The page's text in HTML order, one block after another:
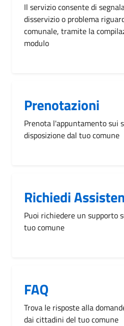
Il servizio consente di
disservizio o problema
comunale, tramite la
modulo
Prenotazioni
Prenota l'appuntamento sui
disposizione dal tuo comune
Richiedi
Puoi richiedere un supporto
tuo comune
FAQ
Trova le risposte alla
dai cittadini del tuo comune